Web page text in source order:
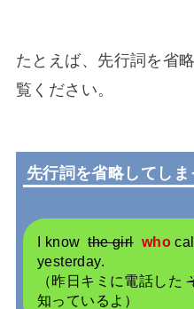
たとえば、先行詞を省
覧ください。
先行詞を省略してしま
I know the girl who
yesterday.
（昨日キミに電話した
知っているよ）